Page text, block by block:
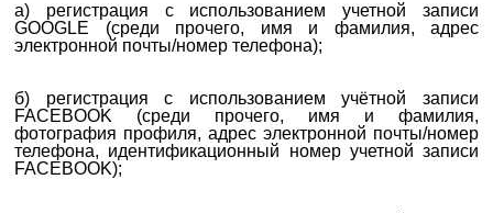
а) регистрация с использованием учетной записи
GOOGLE (среди прочего, имя и фамилия, адрес
электронной почты/номер телефона);
б) регистрация с использованием учётной записи
FACEBOOK (среди прочего, имя и фамилия,
фотография профиля, адрес электронной почты/номер
телефона, идентификационный номер учетной записи
FACEBOOK);